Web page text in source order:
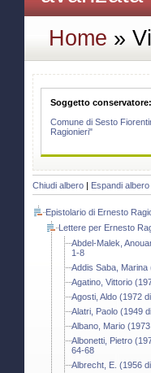
Home »
Soggetto conservatore:
Comune di Sesto
Ragionieri"
Chiudi albero | Espandi albero
Epistolario di Ernesto
Lettere per Ernesto
Abdel-Malek,
1-8
Addis Saba, Marina
Agatino, Vittorio
Agosti, Aldo (1972
Alatri, Paolo (1949
Albano, Mario
Albonetti, Pietro
64-68
Albrecht, E. (1956